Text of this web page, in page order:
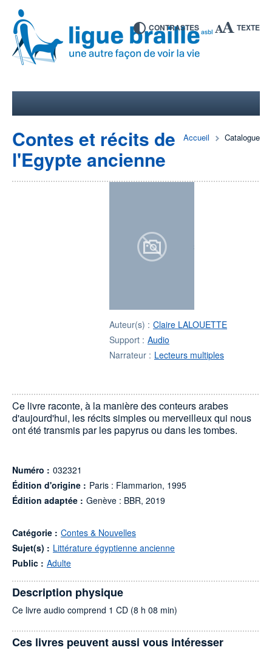
CONTRASTES TEXTE
Accueil Catalogue
Contes et récits de
l'Egypte ancienne
Auteur(s) : Claire LALOUETTE
Support : Audio
Narrateur : Lecteurs multiples
Ce livre raconte, à la manière des conteurs arabes
d'aujourd'hui, les récits simples ou merveilleux qui nous
ont été transmis par les papyrus ou dans les tombes.
Numéro : 032321
Édition d'origine : Paris : Flammarion, 1995
Édition adaptée : Genève : BBR, 2019
Catégorie : Contes & Nouvelles
Sujet(s) : Littérature égyptienne ancienne
Public : Adulte
Description physique
Ce livre audio comprend 1 CD (8 h 08 min)
Ces livres peuvent aussi vous intéresser